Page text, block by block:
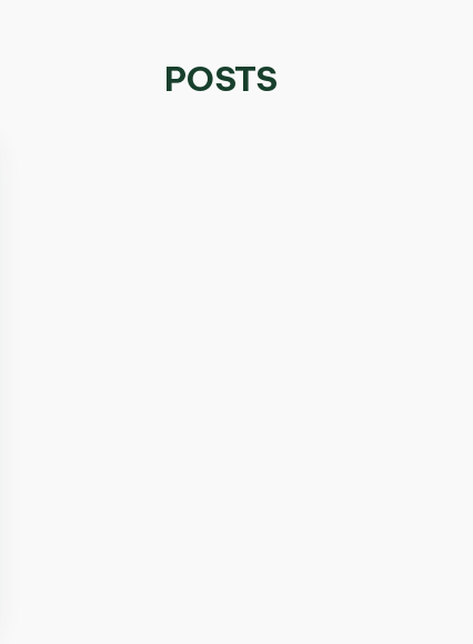
POSTS